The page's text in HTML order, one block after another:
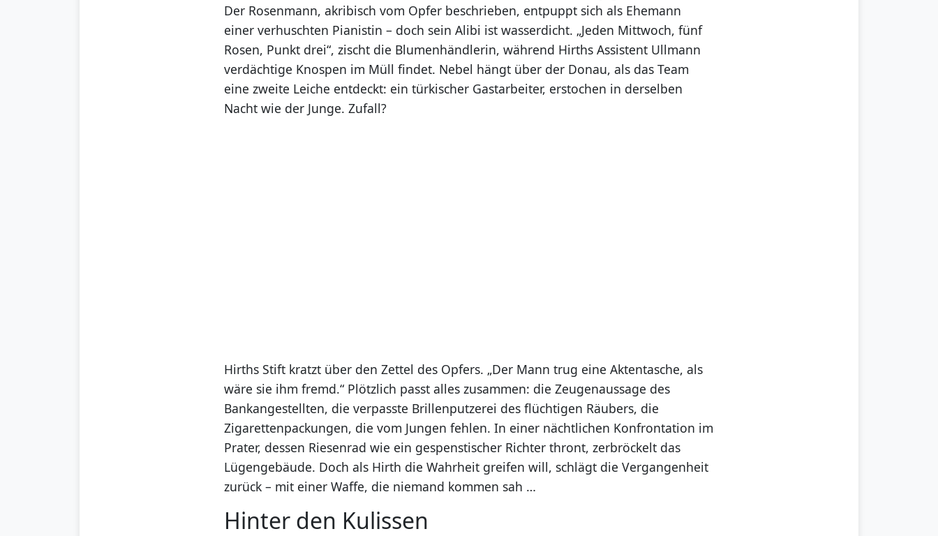
Der Rosenmann, akribisch vom Opfer beschrieben, entpuppt sich als Ehemann
einer verhuschten Pianistin – doch sein Alibi ist wasserdicht. „Jeden Mittwoch, fünf
Rosen, Punkt drei“, zischt die Blumenhändlerin, während Hirths Assistent Ullmann
verdächtige Knospen im Müll findet. Nebel hängt über der Donau, als das Team
eine zweite Leiche entdeckt: ein türkischer Gastarbeiter, erstochen in derselben
Nacht wie der Junge. Zufall?
Hirths Stift kratzt über den Zettel des Opfers. „Der Mann trug eine Aktentasche, als
wäre sie ihm fremd.“ Plötzlich passt alles zusammen: die Zeugenaussage des
Bankangestellten, die verpasste Brillenputzerei des flüchtigen Räubers, die
Zigarettenpackungen, die vom Jungen fehlen. In einer nächtlichen Konfrontation im
Prater, dessen Riesenrad wie ein gespenstischer Richter thront, zerbröckelt das
Lügengebäude. Doch als Hirth die Wahrheit greifen will, schlägt die Vergangenheit
zurück – mit einer Waffe, die niemand kommen sah …
Hinter den Kulissen